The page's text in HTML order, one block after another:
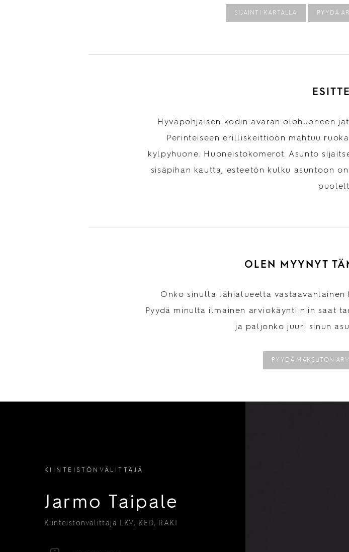
SIJAINTI KARTALLA PYYDÄ
Hyväpohjaisen kodin avaran olohuoneen
Perinteiseen erilliskeittiöön mahtuu
kylpyhuone. Huoneistokomerot. Asunto
sisäpihan kautta, esteetön kulku asuntoon
OLEN MYYNYT
Onko sinulla lähialueelta
Pyydä minulta ilmainen arviokäynti niin saat
ja paljonko juuri sinun
PYYDÄ MAKSUTON
KIINTEISTÖNVÄLITTÄJÄ
Jarmo Taipale
Kiinteistönvälittäjä LKV, KED, RAKI